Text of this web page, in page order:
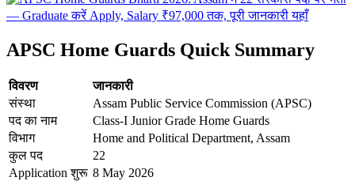
APSC Home Guards Quick Summary
विवरण
जानकारी
संस्था
Assam Public Service Commission (APSC)
पद का नाम
Class-I Junior Grade Home Guards
विभाग
Home and Political Department, Assam
कुल पद
22
Application शुरू 8 May 2026